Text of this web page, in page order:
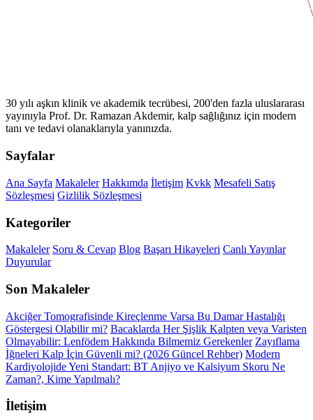
30 yılı aşkın klinik ve akademik tecrübesi, 200'den fazla uluslararası
yayınıyla Prof. Dr. Ramazan Akdemir, kalp sağlığınız için modern
tanı ve tedavi olanaklarıyla yanınızda.
Sayfalar
Ana Sayfa Makaleler Hakkımda İletişim Kvkk Mesafeli Satış
Sözleşmesi Gizlilik Sözleşmesi
Kategoriler
Makaleler Soru & Cevap Blog Başarı Hikayeleri Canlı Yayınlar
Duyurular
Son Makaleler
Akciğer Tomografisinde Kireçlenme Varsa Bu Damar Hastalığı
Göstergesi Olabilir mi? Bacaklarda Her Şişlik Kalpten veya Varisten
Olmayabilir: Lenfödem Hakkında Bilmemiz Gerekenler Zayıflama
İğneleri Kalp İçin Güvenli mi? (2026 Güncel Rehber) Modern
Kardiyolojide Yeni Standart: BT Anjiyo ve Kalsiyum Skoru Ne
Zaman?, Kime Yapılmalı?
İletişim